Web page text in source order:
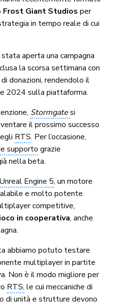
Frost Giant Studios per
in tempo reale di cui
aperta una campagna
la scorsa settimana con
donazioni, rendendolo il
2024 sulla piattaforma.
Stormgatesi
il prossimo successo
RTS. Per l’occasione,
supporto grazie
nella beta.
Unreal Engine 5, un motore
e molto potente.
competitive,
in cooperativa, anche
abbiamo potuto testare
multiplayer in partite
Non è il modo migliore per
RTS, le cui meccaniche di
di unità e strutture devono